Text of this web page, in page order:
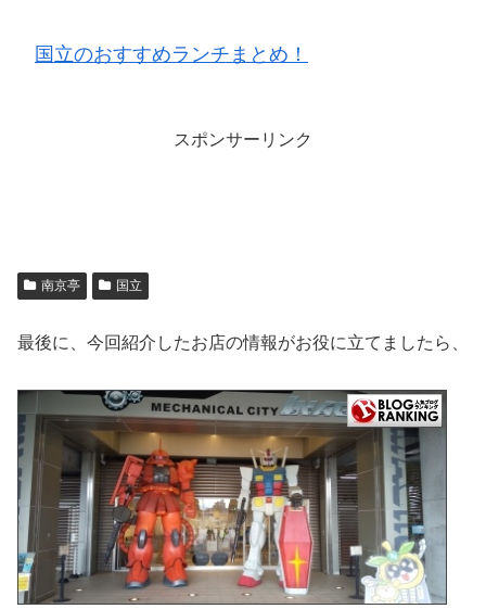
国立のおすすめランチまとめ！
スポンサーリンク
南京亭 国立
最後に、今回紹介したお店の情報がお役に立てましたら、